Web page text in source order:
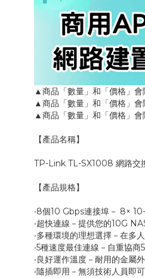
▲商品「數量」和「價格」
▲商品「數量」和「價格」
▲商品「數量」和「價格」
【產品名稱】
TP-Link TL-SX1008 網路
【產品規格】
‧8個10 Gbps連接埠－ 8×
‧超快連線－提供您的10G
‧多種環境的理想選擇－在多
‧5種速度最佳連線－自重協
‧良好運作溫度－耐用的金屬
‧隨插即用－無須技術人員即可